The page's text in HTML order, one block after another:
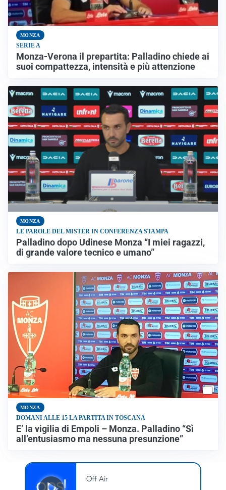
MONZA
SERIE A
Monza-Verona il prepartita: Palladino chiede ai
suoi compattezza, intensità e più attenzione
MONZA
LE PAROLE DEL MISTER IN CONFERENZA STAMPA
Palladino dopo Udinese Monza “I miei ragazzi,
di grande valore tecnico e umano”
MONZA
DOMANI ALLE 15 LA PARTITA IN TOSCANA
E’ la vigilia di Empoli – Monza. Palladino “Sì
all’entusiasmo ma nessuna presunzione”